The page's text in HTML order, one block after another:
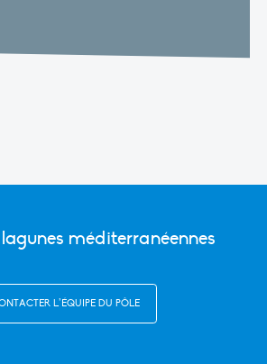
méditerranéennes
L’ÉQUIPE DU PÔLE